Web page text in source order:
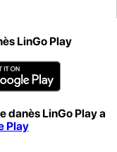
LinGo Play
danès LinGo Play a
Play